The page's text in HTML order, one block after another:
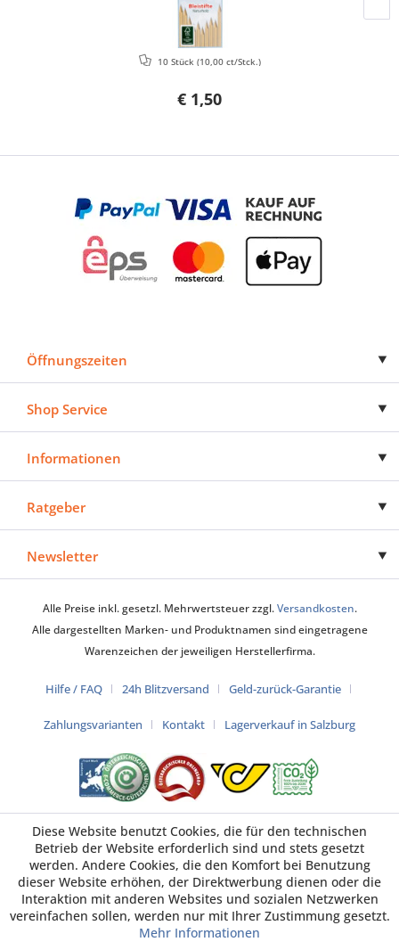
€ 1,50
10 Stück (10,00 ct/Stck.)
Öffnungszeiten
Shop Service
Informationen
Ratgeber
Newsletter
Alle Preise inkl. gesetzl. Mehrwertsteuer zzgl.Versandkosten.
Alle dargestellten Marken- und Produktnamen sind eingetragene
Warenzeichen der jeweiligen Herstellerfirma.
Hilfe / FAQ 24h Blitzversand Geld-zurück-Garantie
Zahlungsvarianten Kontakt Lagerverkauf in Salzburg
Diese Website benutzt Cookies, die für den technischen
Betrieb der Website erforderlich sind und stets gesetzt
werden. Andere Cookies, die den Komfort bei Benutzung
dieser Website erhöhen, der Direktwerbung dienen oder die
Interaktion mit anderen Websites und sozialen Netzwerken
vereinfachen sollen, werden nur mit Ihrer Zustimmung gesetzt.
Mehr Informationen